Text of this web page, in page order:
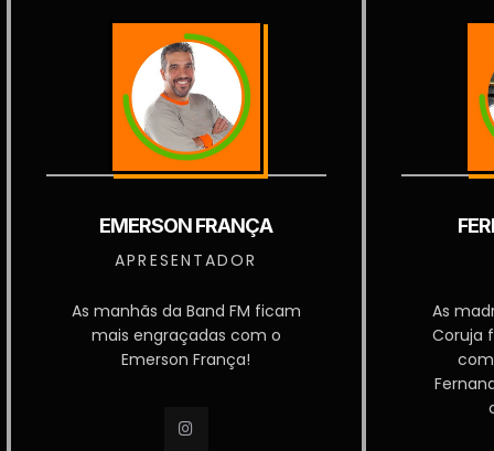
EMERSON FRANÇA
APRESENTADOR
As manhãs da Band FM ficam
mais engraçadas com o
Emerson França!
As
Coruja